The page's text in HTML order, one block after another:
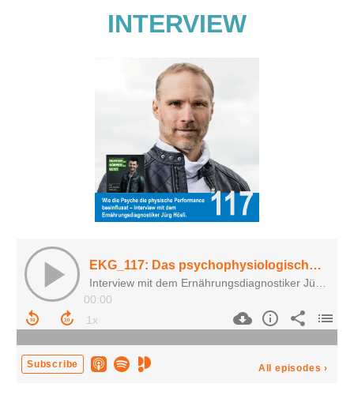
INTERVIEW